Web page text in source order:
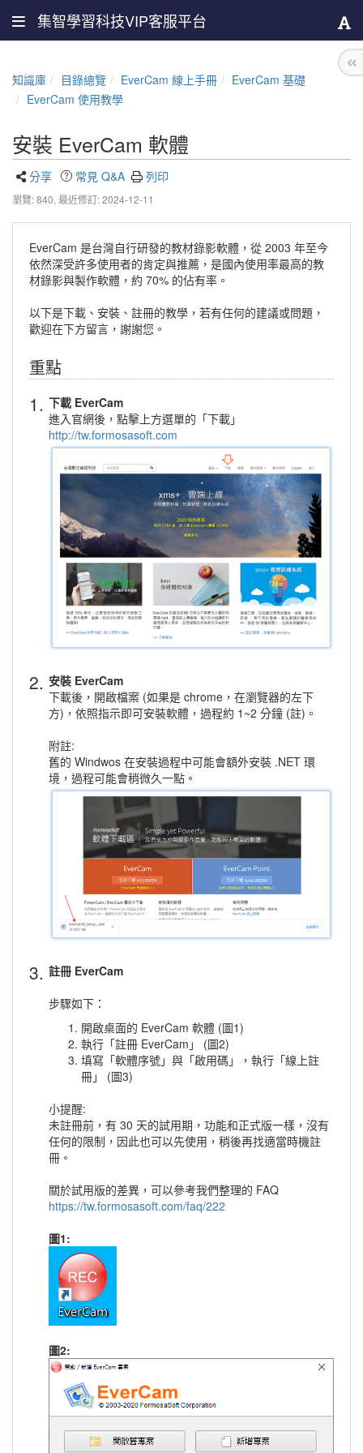
集智學習科技VIP客服平台
知識庫 目錄總覽 EverCam 線上手冊
EverCam 基礎
EverCam 使用教學
安裝 EverCam 軟體
分享 常見 Q&A 列印
瀏覽: 840, 最近修訂: 2024-12-11
EverCam 是台灣自行研發的教材錄影軟體，從 2003 年至今
依然深受許多使用者的肯定與推薦，是國內使用率最高的教
材錄影與製作軟體，約 70% 的佔有率。
以下是下載、安裝、註冊的教學，若有任何的建議或問題，
歡迎在下方留言，謝謝您。
重點
1. 下載 EverCam
進入官網後，點擊上方選單的「下載」
http://tw.formosasoft.com
2. 安裝 EverCam
下載後，開啟檔案 (如果是 chrome，在瀏覽器的左下
方)，依照指示即可安裝軟體，過程約 1~2 分鐘 (註)。
附註:
舊的 Windwos 在安裝過程中可能會額外安裝 .NET 環
境，過程可能會稍微久一點。
3. 註冊 EverCam
步驟如下：
開啟桌面的 EverCam 軟體 (圖1)
執行「註冊 EverCam」 (圖2)
填寫「軟體序號」與「啟用碼」，執行「線上註
冊」 (圖3)
小提醒:
未註冊前，有 30 天的試用期，功能和正式版一樣，沒有
任何的限制，因此也可以先使用，稍後再找適當時機註
冊。
關於試用版的差異，可以參考我們整理的 FAQ
https://tw.formosasoft.com/faq/222
圖1:
圖2: